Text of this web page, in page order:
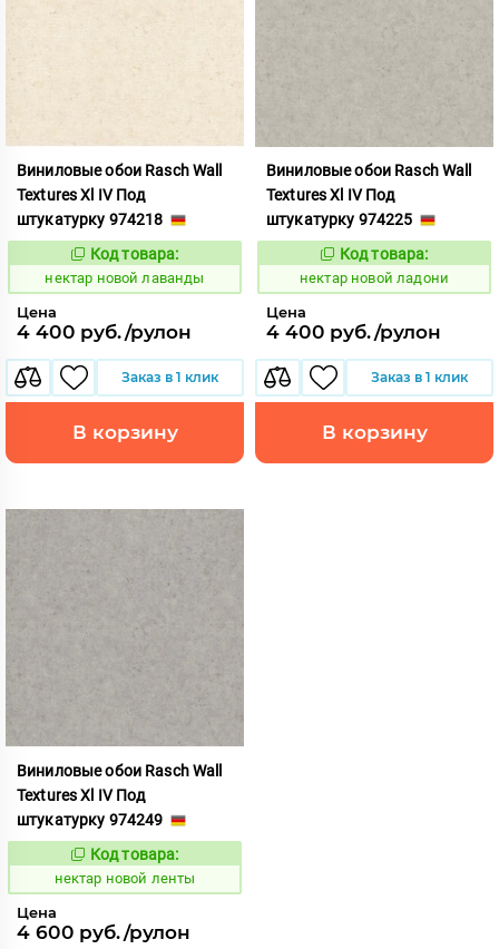
Виниловые обои Rasch Wall
Textures Xl IV Под
штукатурку 974218
1133166
Код товара:
нектар новой лаванды
Цена
4 400 руб./рулон
Заказ в 1 клик
В корзину
Виниловые обои Rasch Wall
Textures Xl IV Под
штукатурку 974225
1133167
Код товара:
нектар новой ладони
Цена
4 400 руб./рулон
Заказ в 1 клик
В корзину
Виниловые обои Rasch Wall
Textures Xl IV Под
штукатурку 974249
1133168
Код товара:
нектар новой ленты
Цена
4 600 руб./рулон